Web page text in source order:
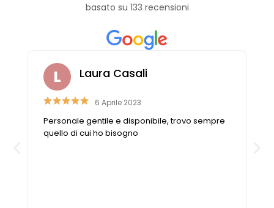
basato su 133 recensioni
Laura Casali
6 Aprile 2023
Personale gentile e disponibile, trovo sempre
quello di cui ho bisogno